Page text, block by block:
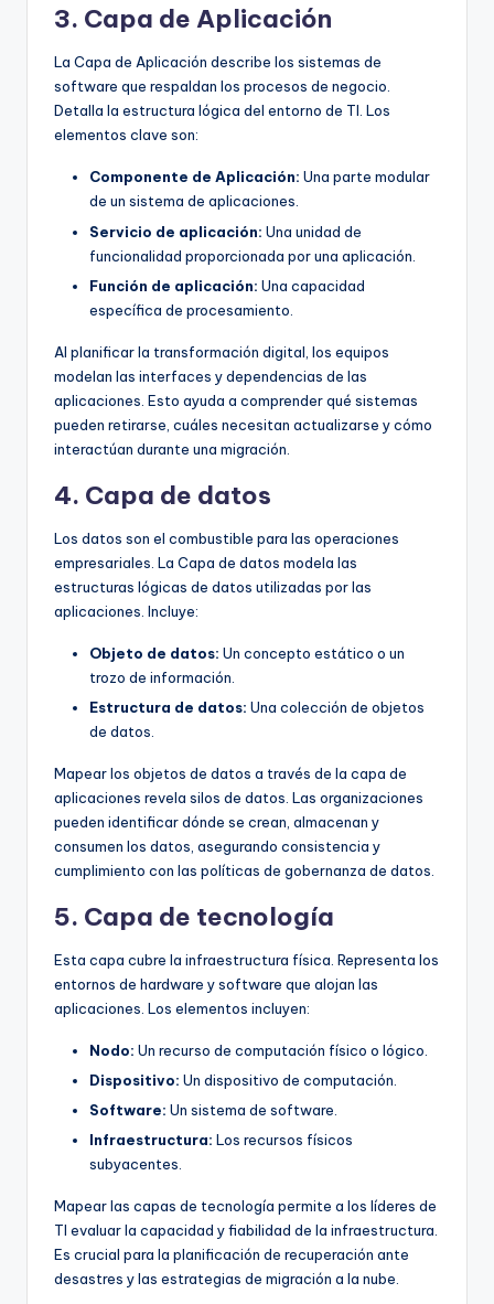
3. Capa de Aplicación
La Capa de Aplicación describe los sistemas de
software que respaldan los procesos de negocio.
Detalla la estructura lógica del entorno de TI. Los
elementos clave son:
Componente de Aplicación: Una parte modular
de un sistema de aplicaciones.
Servicio de aplicación: Una unidad de
funcionalidad proporcionada por una aplicación.
Función de aplicación: Una capacidad
específica de procesamiento.
Al planificar la transformación digital, los equipos
modelan las interfaces y dependencias de las
aplicaciones. Esto ayuda a comprender qué sistemas
pueden retirarse, cuáles necesitan actualizarse y cómo
interactúan durante una migración.
4. Capa de datos
Los datos son el combustible para las operaciones
empresariales. La Capa de datos modela las
estructuras lógicas de datos utilizadas por las
aplicaciones. Incluye:
Objeto de datos: Un concepto estático o un
trozo de información.
Estructura de datos: Una colección de objetos
de datos.
Mapear los objetos de datos a través de la capa de
aplicaciones revela silos de datos. Las organizaciones
pueden identificar dónde se crean, almacenan y
consumen los datos, asegurando consistencia y
cumplimiento con las políticas de gobernanza de datos.
5. Capa de tecnología
Esta capa cubre la infraestructura física. Representa los
entornos de hardware y software que alojan las
aplicaciones. Los elementos incluyen:
Nodo: Un recurso de computación físico o lógico.
Dispositivo: Un dispositivo de computación.
Software: Un sistema de software.
Infraestructura: Los recursos físicos
subyacentes.
Mapear las capas de tecnología permite a los líderes de
TI evaluar la capacidad y fiabilidad de la infraestructura.
Es crucial para la planificación de recuperación ante
desastres y las estrategias de migración a la nube.